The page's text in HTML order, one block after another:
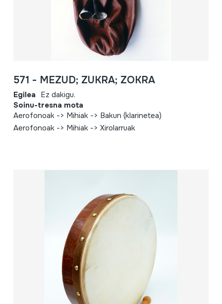
571 - MEZUD; ZUKRA; ZOKRA
Egilea Ez dakigu.
Soinu-tresna mota
Aerofonoak -> Mihiak -> Bakun (klarinetea)
Aerofonoak -> Mihiak -> Xirolarruak